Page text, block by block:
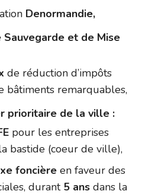
Denormandie,
et de Mise
de réduction d’impôts
bâtiments remarquables,
prioritaire de la ville :
pour les entreprises
bastide (coeur de ville),
foncière en faveur des
durant 5 ans dans la